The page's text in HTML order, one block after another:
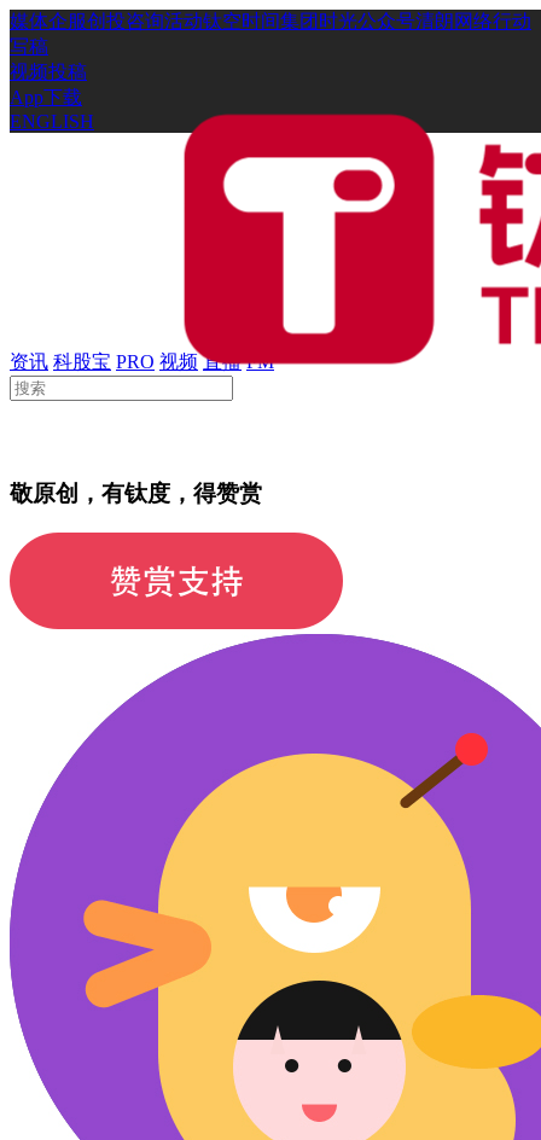
媒体企服创投咨询活动钛空时间集团时光公众号清朗网络行动
写稿
视频投稿
App下载
ENGLISH
资讯 科股宝 PRO 视频 直播 FM
敬原创，有钛度，得赞赏